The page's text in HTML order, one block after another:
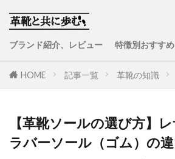
ブランド紹介、レビュー 特徴別おすすめ
HOME 記事一覧 革靴の知識
【革靴ソールの選び方】
ラバーソール（ゴム）の